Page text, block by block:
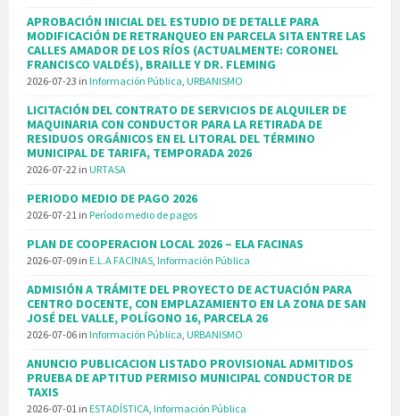
APROBACIÓN INICIAL DEL ESTUDIO DE DETALLE PARA
MODIFICACIÓN DE RETRANQUEO EN PARCELA SITA ENTRE LAS
CALLES AMADOR DE LOS RÍOS (ACTUALMENTE: CORONEL
FRANCISCO VALDÉS), BRAILLE Y DR. FLEMING
2026-07-23 in Información Pública URBANISMO
LICITACIÓN DEL CONTRATO DE SERVICIOS DE ALQUILER DE
MAQUINARIA CON CONDUCTOR PARA LA RETIRADA DE
RESIDUOS ORGÁNICOS EN EL LITORAL DEL TÉRMINO
MUNICIPAL DE TARIFA, TEMPORADA 2026
2026-07-22 in URTASA
PERIODO MEDIO DE PAGO 2026
2026-07-21 in Período medio de pagos
PLAN DE COOPERACION LOCAL 2026 – ELA FACINAS
2026-07-09 in E.L.A FACINAS Información Pública
ADMISIÓN A TRÁMITE DEL PROYECTO DE ACTUACIÓN PARA
CENTRO DOCENTE, CON EMPLAZAMIENTO EN LA ZONA DE SAN
JOSÉ DEL VALLE, POLÍGONO 16, PARCELA 26
2026-07-06 in Información Pública URBANISMO
ANUNCIO PUBLICACION LISTADO PROVISIONAL ADMITIDOS
PRUEBA DE APTITUD PERMISO MUNICIPAL CONDUCTOR DE
TAXIS
2026-07-01 in ESTADÍSTICA Información Pública